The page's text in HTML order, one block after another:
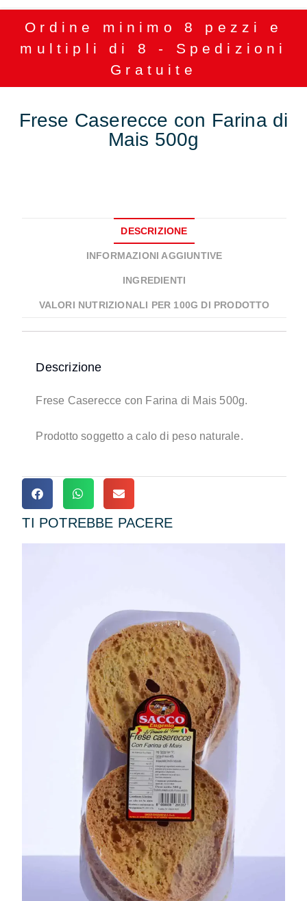
Ordine minimo 8 pezzi e
multipli di 8 - Spedizioni
Gratuite
Frese Caserecce con Farina di
Mais 500g
DESCRIZIONE
INFORMAZIONI AGGIUNTIVE
INGREDIENTI
VALORI NUTRIZIONALI PER 100G DI PRODOTTO
Descrizione
Frese Caserecce con Farina di Mais 500g.
Prodotto soggetto a calo di peso naturale.
TI POTREBBE PACERE